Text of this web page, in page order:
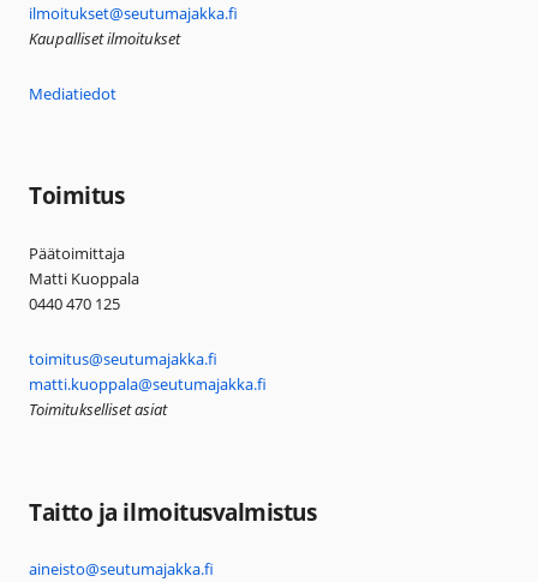
ilmoitukset@seutumajakka.fi
Kaupalliset ilmoitukset
Mediatiedot
Toimitus
Päätoimittaja
Matti Kuoppala
0440 470 125
toimitus@seutumajakka.fi
matti.kuoppala@seutumajakka.fi
Toimitukselliset asiat
Taitto ja ilmoitusvalmistus
aineisto@seutumajakka.fi